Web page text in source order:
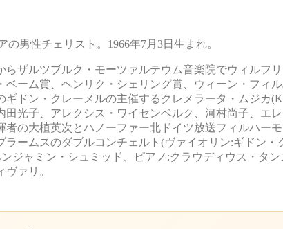
の男性チェリスト。1966年7月3日生まれ。
ザルツブルク・モーツァルテウム音楽院でウィルフ
ーム賞、ヘンリク・シェリング賞、ウィーン・フィ
ドン・クレーメルの主催するクレメラータ・ムジカ
光子、アレクシス・ワイセンベルク、河村尚子、エ
の大植英次とハノーファー北ドイツ放送フィルハー
ームスのダブルコンチェルト(ヴァイオリン:ギドン・
ジャミン・シュミッド、ピアノ:クラウディウス・タ
ァリ。